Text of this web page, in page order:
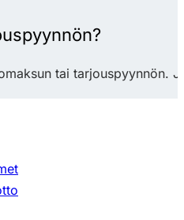
tai tarjouspyynnön.